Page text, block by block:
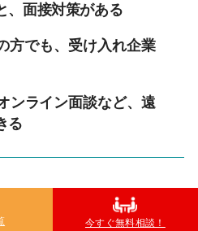
、面接対策がある
方でも、受け入れ企業
ンライン面談など、遠
る
求人も共有されるため、
今すぐ無料相談！